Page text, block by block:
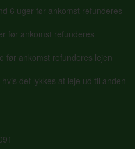
6 uger før ankomst refunderes
før ankomst refunderes
før ankomst refunderes lejen
det lykkes at leje ud til anden